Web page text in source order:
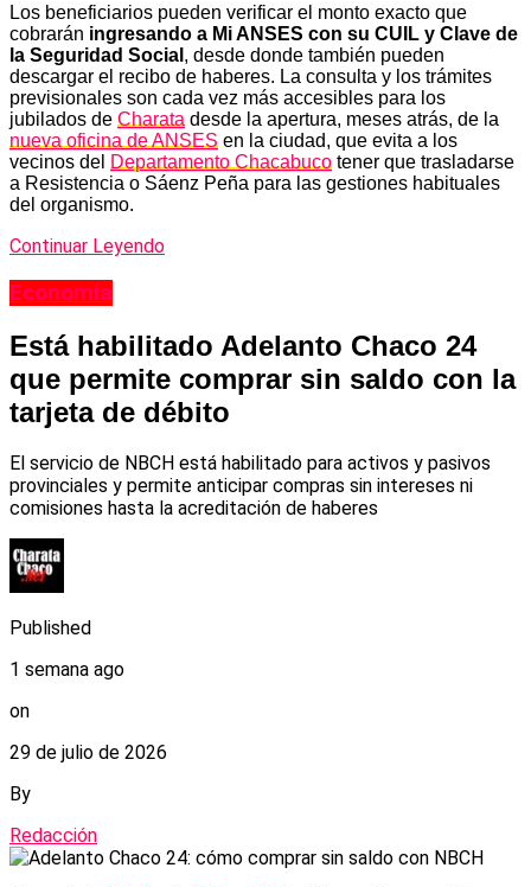
Los beneficiarios pueden verificar el monto exacto que
cobrarán ingresando a Mi ANSES con su CUIL y Clave de
la Seguridad Social , desde donde también pueden
descargar el recibo de haberes. La consulta y los trámites
previsionales son cada vez más accesibles para los
jubilados de Charata desde la apertura, meses atrás, de la
nueva oficina de ANSES en la ciudad, que evita a los
vecinos del Departamento Chacabuco tener que trasladarse
a Resistencia o Sáenz Peña para las gestiones habituales
del organismo.
Continuar Leyendo
Economía
Está habilitado Adelanto Chaco 24
que permite comprar sin saldo con la
tarjeta de débito
El servicio de NBCH está habilitado para activos y pasivos
provinciales y permite anticipar compras sin intereses ni
comisiones hasta la acreditación de haberes
Published
1 semana ago
on
29 de julio de 2026
By
Redacción